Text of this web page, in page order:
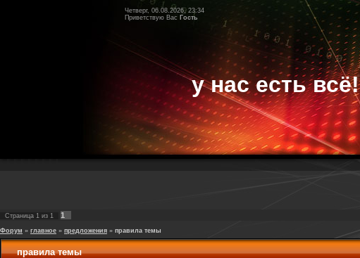
Четверг, 06.08.2026, 23:34
Приветствую Вас Гость
у нас есть всё!
Страница 1 из 1 1
Форум » главное » предложения » правила темы
правила темы